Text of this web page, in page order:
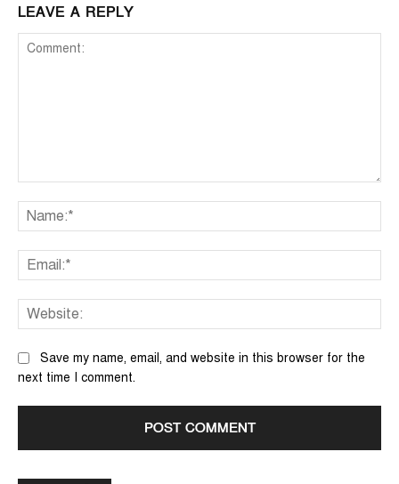
LEAVE A REPLY
Save my name, email, and website in this browser for the
next time I comment.